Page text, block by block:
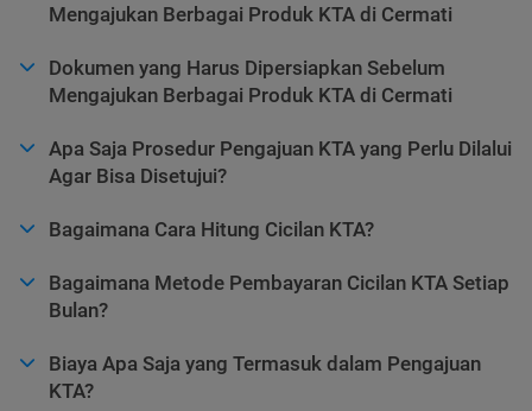
Mengajukan Berbagai Produk KTA di Cermati
Dokumen yang Harus Dipersiapkan Sebelum
Mengajukan Berbagai Produk KTA di Cermati
Apa Saja Prosedur Pengajuan KTA yang Perlu Dilalui
Agar Bisa Disetujui?
Bagaimana Cara Hitung Cicilan KTA?
Bagaimana Metode Pembayaran Cicilan KTA Setiap
Bulan?
Biaya Apa Saja yang Termasuk dalam Pengajuan
KTA?